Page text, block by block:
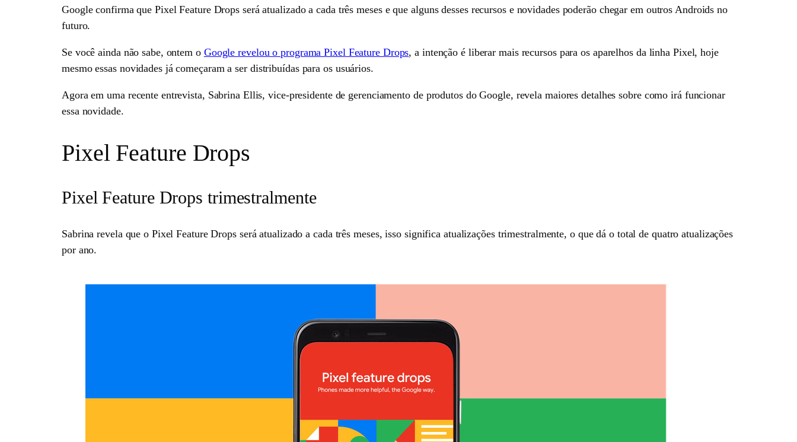
Google confirma que Pixel Feature Drops será atualizado a cada três meses e que alguns desses recursos e novidades poderão chegar em outros Androids no
futuro.
Se você ainda não sabe, ontem o Google revelou o programa Pixel Feature Drops, a intenção é liberar mais recursos para os aparelhos da linha Pixel, hoje
mesmo essas novidades já começaram a ser distribuídas para os usuários.
Agora em uma recente entrevista, Sabrina Ellis, vice-presidente de gerenciamento de produtos do Google, revela maiores detalhes sobre como irá funcionar
essa novidade.
Pixel Feature Drops
Pixel Feature Drops trimestralmente
Sabrina revela que o Pixel Feature Drops será atualizado a cada três meses, isso significa atualizações trimestralmente, o que dá o total de quatro atualizações
por ano.